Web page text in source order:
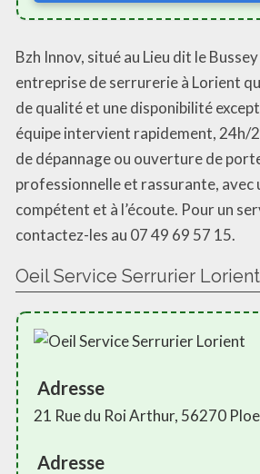
Bzh Innov, situé au Lieu dit le
entreprise de serrurerie à Lorient
de qualité et une disponibilité
équipe intervient rapidement, 24h/
de dépannage ou ouverture de
professionnelle et rassurante, avec
compétent et à l’écoute. Pour un
contactez-les au 07 49 69 57 15.
Oeil Service Serrurier Lorient
Adresse
21 Rue du Roi Arthur, 56270
Adresse